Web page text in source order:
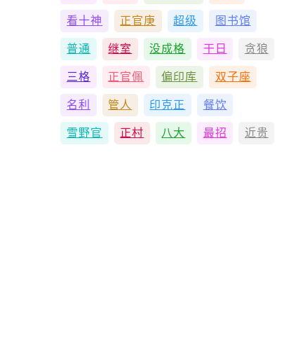
看十神 正官庚 超级 图书馆
普通 继室 没成格 干日 贪狼
三格 正官佩 偏印库 双子座
名利 管人 印克正 餐饮
雪野官 正村 八大 最招 近贵